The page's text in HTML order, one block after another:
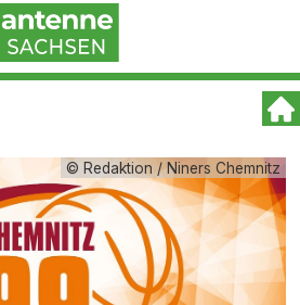
© Redaktion / Niners Chemnitz